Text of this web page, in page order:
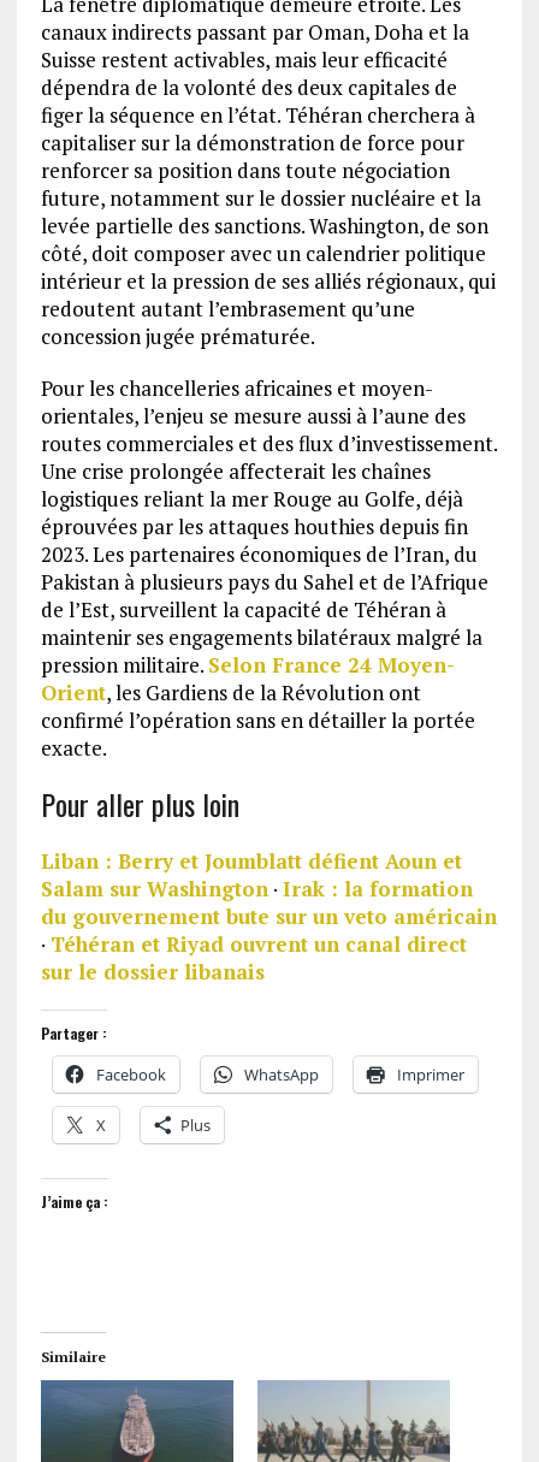
canaux indirects passant par Oman, Doha et la
Suisse restent activables, mais leur efficacité
dépendra de la volonté des deux capitales de
figer la séquence en l’état. Téhéran cherchera à
capitaliser sur la démonstration de force pour
renforcer sa position dans toute négociation
future, notamment sur le dossier nucléaire et la
levée partielle des sanctions. Washington, de son
côté, doit composer avec un calendrier politique
intérieur et la pression de ses alliés régionaux, qui
redoutent autant l’embrasement qu’une
concession jugée prématurée.
Pour les chancelleries africaines et moyen-
orientales, l’enjeu se mesure aussi à l’aune des
routes commerciales et des flux d’investissement.
Une crise prolongée affecterait les chaînes
logistiques reliant la mer Rouge au Golfe, déjà
éprouvées par les attaques houthies depuis fin
2023. Les partenaires économiques de l’Iran, du
Pakistan à plusieurs pays du Sahel et de l’Afrique
de l’Est, surveillent la capacité de Téhéran à
maintenir ses engagements bilatéraux malgré la
pression militaire. Selon France 24 Moyen-
Orient, les Gardiens de la Révolution ont
confirmé l’opération sans en détailler la portée
exacte.
Pour aller plus loin
Liban : Berry et Joumblatt défient Aoun et
Salam sur Washington· Irak : la formation
du gouvernement bute sur un veto américain
· Téhéran et Riyad ouvrent un canal direct
sur le dossier libanais
Partager :
Facebook WhatsApp Imprimer
X Plus
J’aime ça :
Similaire